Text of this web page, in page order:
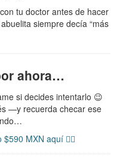
tu doctor antes de hacer
siempre decía “más
ahora…
si decides intentarlo 😉
—y recuerda checar ese
MXN aquí 👈🏻